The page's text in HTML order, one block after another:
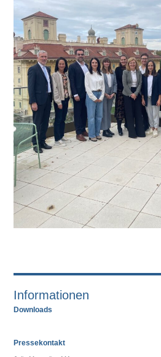
Informationen
Downloads
Pressekontakt